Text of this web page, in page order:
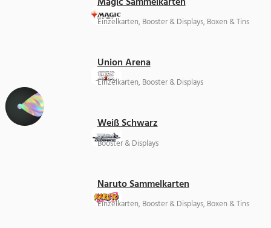
Einzelkarten, Booster & Displays, Boxen & Tins
Union Arena
Einzelkarten, Booster & Displays
Weiß Schwarz
Booster & Displays
Naruto Sammelkarten
Einzelkarten, Booster & Displays, Boxen & Tins